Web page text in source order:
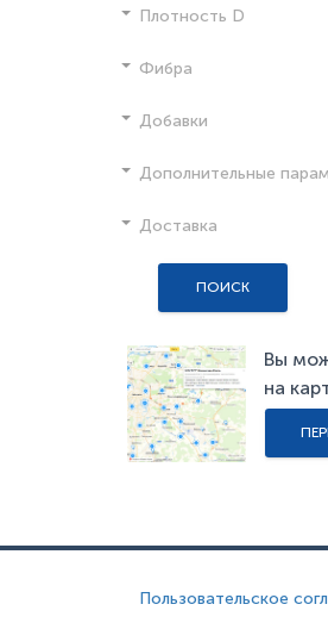
Плотность D
Фибра
Добавки
Дополнительные
Доставка
ПОИСК
Вы
на
Пользовательское